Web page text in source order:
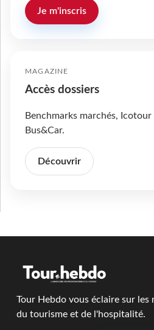
Je m'inscris
MAGAZINE
Accès dossiers
Benchmarks marchés,
Bus&Car.
Découvrir
Tour Hebdo vous éclaire sur les
du tourisme et de l'hospitalité.